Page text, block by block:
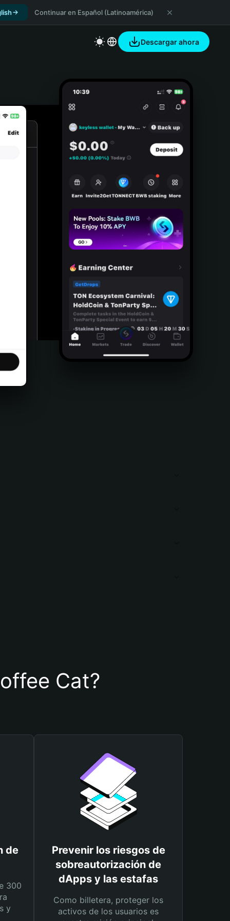
Continuar en Español (Latinoamérica)
Descargar ahora
Cat?
de
300
y
Prevenir los riesgos de
sobreautorización de
dApps y las estafas
Como billetera, proteger los
activos de los usuarios es